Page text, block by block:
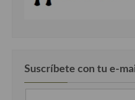
Suscríbete con tu e-